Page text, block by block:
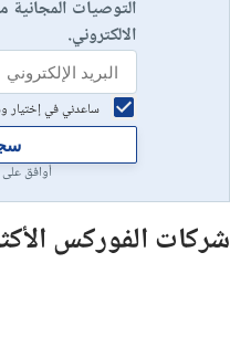
التوصيات المجانية
الالكتروني.
ساعدني في إختيار
أوافق
شركات الفوركس